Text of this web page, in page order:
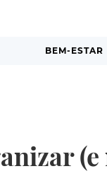
BEM-ESTAR